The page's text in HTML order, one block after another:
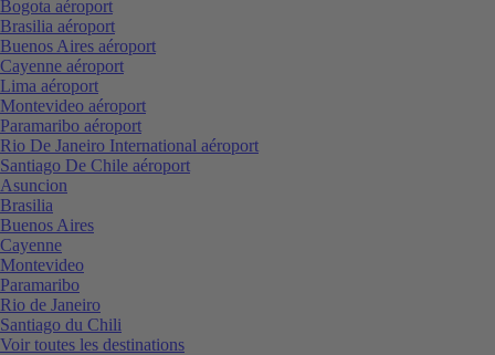
Bogota aéroport
Brasilia aéroport
Buenos Aires aéroport
Cayenne aéroport
Lima aéroport
Montevideo aéroport
Paramaribo aéroport
Rio De Janeiro International aéroport
Santiago De Chile aéroport
Asuncion
Brasilia
Buenos Aires
Cayenne
Montevideo
Paramaribo
Rio de Janeiro
Santiago du Chili
Voir toutes les destinations